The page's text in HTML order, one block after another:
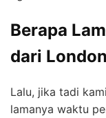
Berapa
dari
Lalu, jika tadi
lamanya waktu